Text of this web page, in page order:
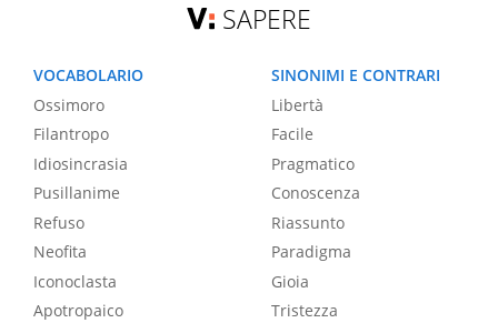
SAPERE
VOCABOLARIO
Ossimoro
Filantropo
Idiosincrasia
Pusillanime
Refuso
Neofita
Iconoclasta
Apotropaico
SINONIMI E CONTRARI
Libertà
Facile
Pragmatico
Conoscenza
Riassunto
Paradigma
Gioia
Tristezza